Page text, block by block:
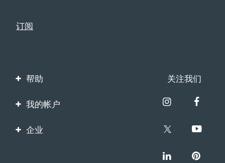
帮助
联系我们
保修与退换货
关注我们
我的帐户
产品注册
企业